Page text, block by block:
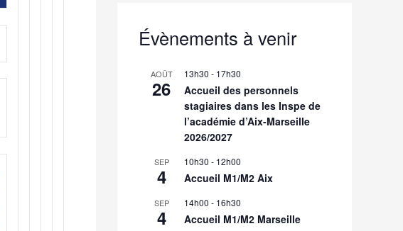
Évènements à venir
AOÛT
26
13h30 - 17h30
Accueil des personnels
stagiaires dans les Inspe de
l’académie d’Aix-Marseille
2026/2027
SEP
4
10h30 - 12h00
Accueil M1/M2 Aix
SEP
4
14h00 - 16h30
Accueil M1/M2 Marseille